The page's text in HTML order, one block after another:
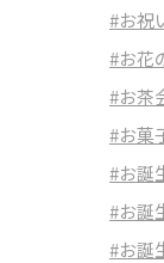
#お祝
#お花
#お茶
#お菓
#お誕
#お誕
#お誕